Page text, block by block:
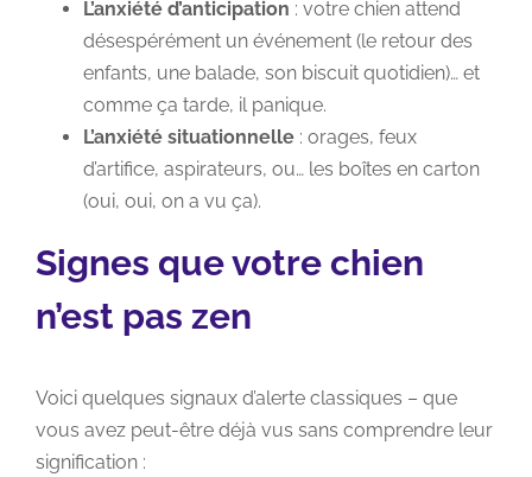
L’anxiété d’anticipation : votre chien attend
désespérément un événement (le retour des
enfants, une balade, son biscuit quotidien)… et
comme ça tarde, il panique.
L’anxiété situationnelle : orages, feux
d’artifice, aspirateurs, ou… les boîtes en carton
(oui, oui, on a vu ça).
Signes que votre chien
n’est pas zen
Voici quelques signaux d’alerte classiques – que
vous avez peut-être déjà vus sans comprendre leur
signification :